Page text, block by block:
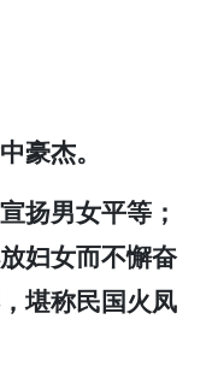
豪杰。
扬男女平等；
妇女而不懈奋
堪称民国火凤